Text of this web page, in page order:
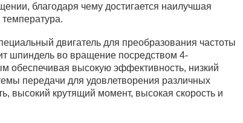
благодаря чему достигается наилучшая
двигатель для преобразования частоты
шпиндель во вращение посредством 4-
обеспечивая высокую эффективность, низкий
передачи для удовлетворения различных
высокий крутящий момент, высокая скорость и